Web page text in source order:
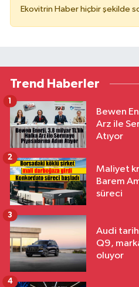
Ekovitrin Haber hiçbir şekilde
Trend Haberler
Bewen
Arz ile
Atıyor
1
Maliyet
Barem
süreci
2
Audi
Q9,
oluyor
3
4